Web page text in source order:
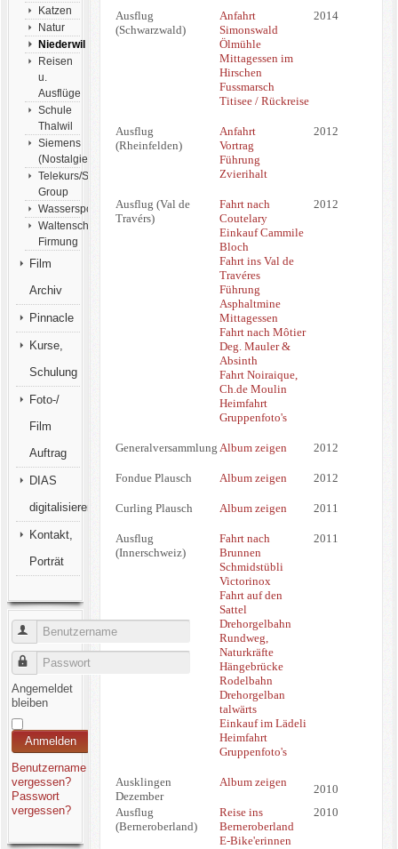
Katzen
Natur
Niederwil
Reisen
u.
Ausflüge
Schule
Thalwil
Siemens
(Nostalgie)
Telekurs/SWX/SIX-
Group
Wassersport
Waltenschwil
Firmung
Film
Archiv
Pinnacle
Kurse,
Schulung
Foto-/
Film
Auftrag
DIAS
digitalisieren
Kontakt,
Porträt
Benutzername
Passwort
Angemeldet
bleiben
Anmelden
Benutzername
vergessen?
Passwort
vergessen?
Ausflug
(Schwarzwald)
Anfahrt
Simonswald
Ölmühle
Mittagessen im
Hirschen
Fussmarsch
Titisee / Rückreise
2014
Ausflug
(Rheinfelden)
Anfahrt
Vortrag
Führung
Zvierihalt
2012
Ausflug (Val de
Travérs)
Fahrt nach
Coutelary
Einkauf Cammile
Bloch
Fahrt ins Val de
Travéres
Führung
Asphaltmine
Mittagessen
Fahrt nach Môtier
Deg. Mauler &
Absinth
Fahrt Noiraique,
Ch.de Moulin
Heimfahrt
Gruppenfoto's
2012
Generalversammlung Album zeigen 2012
Fondue Plausch Album zeigen 2012
Curling Plausch Album zeigen 2011
Ausflug
(Innerschweiz)
Fahrt nach
Brunnen
Schmidstübli
Victorinox
Fahrt auf den
Sattel
Drehorgelbahn
Rundweg,
Naturkräfte
Hängebrücke
Rodelbahn
Drehorgelban
talwärts
Einkauf im Lädeli
Heimfahrt
Gruppenfoto's
2011
Ausklingen
Dezember
Album zeigen
2010
Ausflug
(Berneroberland)
Reise ins
Berneroberland
E-Bike'erinnen
2010